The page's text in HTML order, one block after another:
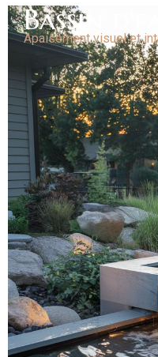
Bassin
Apaisement visuel et